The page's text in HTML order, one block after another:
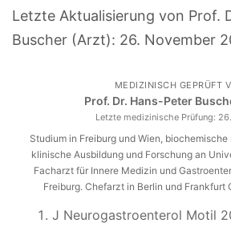
Letzte Aktualisierung von Prof.
Buscher (Arzt): 26. November
MEDIZINISCH GEPRÜFT
Prof. Dr. Hans-Peter
Letzte medizinische Prüfung:
Studium in Freiburg und Wien, biochemische
klinische Ausbildung und Forschung an
Facharzt für Innere Medizin und
Freiburg. Chefarzt in Berlin und Frankfurt
J Neurogastroenterol Motil